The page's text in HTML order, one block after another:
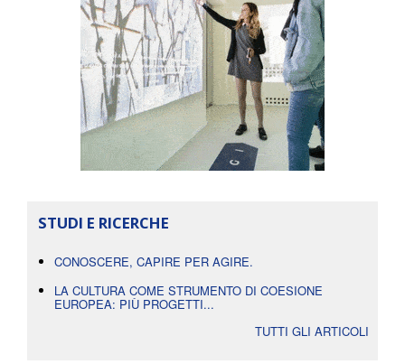
STUDI E RICERCHE
CONOSCERE, CAPIRE PER AGIRE.
LA CULTURA COME STRUMENTO DI COESIONE
EUROPEA: PIÙ PROGETTI...
TUTTI GLI ARTICOLI